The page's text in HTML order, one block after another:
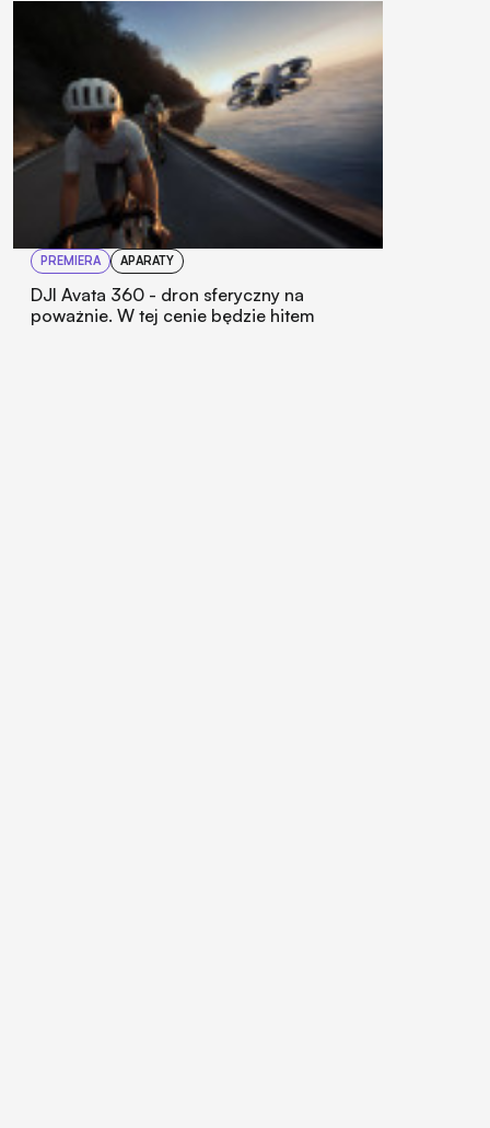
PREMIERA APARATY
DJI Avata 360 - dron sferyczny na
poważnie. W tej cenie będzie hitem